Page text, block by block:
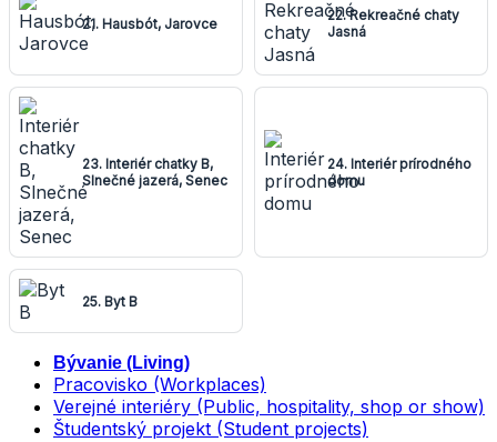
21. Hausbót, Jarovce
22. Rekreačné chaty
Jasná
23. Interiér chatky B,
Slnečné jazerá, Senec
24. Interiér prírodného
domu
25. Byt B
Bývanie (Living)
Pracovisko (Workplaces)
Verejné interiéry (Public, hospitality, shop or show)
Študentský projekt (Student projects)